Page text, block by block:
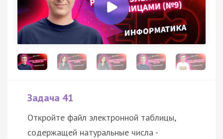
Задача 41
Откройте файл электронной таблицы,
содержащей натуральные числа -